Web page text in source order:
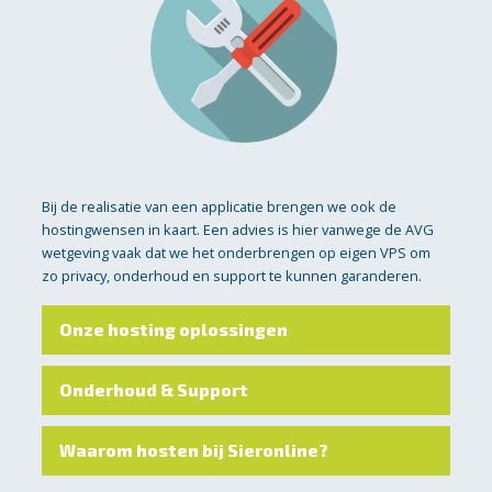
Bij de realisatie van een applicatie brengen we ook de
hostingwensen in kaart. Een advies is hier vanwege de AVG
wetgeving vaak dat we het onderbrengen op eigen VPS om
zo privacy, onderhoud en support te kunnen garanderen.
Onze hosting oplossingen
Onderhoud & Support
Waarom hosten bij Sieronline?